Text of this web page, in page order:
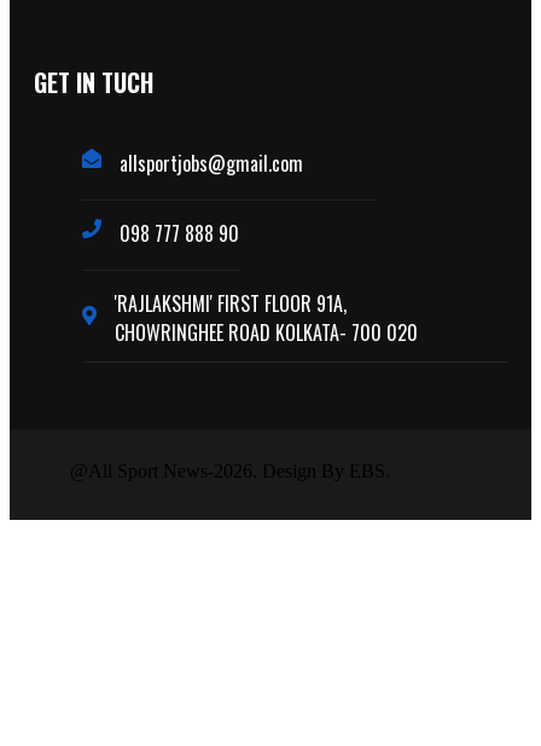
GET IN TUCH
allsportjobs@gmail.com
098 777 888 90
'RAJLAKSHMI' FIRST FLOOR 91A,
CHOWRINGHEE ROAD KOLKATA- 700 020
@All Sport News-2026. Design By EBS.